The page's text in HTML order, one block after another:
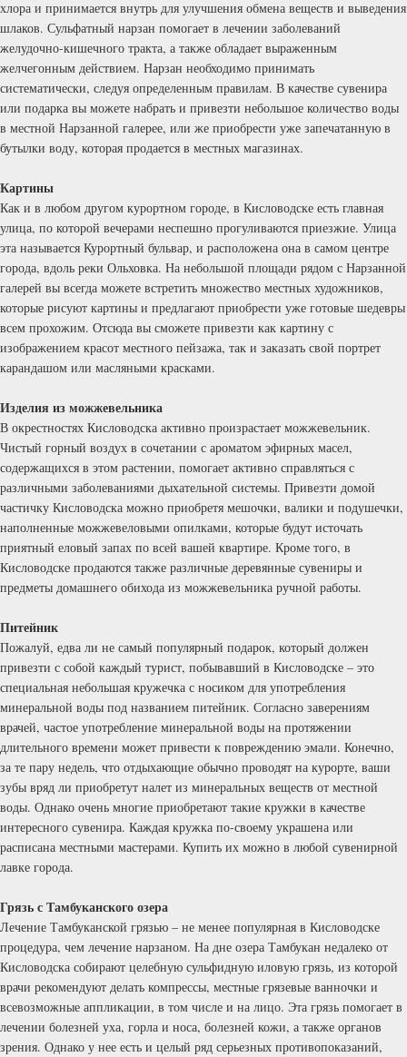
хлора и принимается внутрь для улучшения обмена веществ и выведения
шлаков. Сульфатный нарзан помогает в лечении заболеваний
желудочно-кишечного тракта, а также обладает выраженным
желчегонным действием. Нарзан необходимо принимать
систематически, следуя определенным правилам. В качестве сувенира
или подарка вы можете набрать и привезти небольшое количество воды
в местной Нарзанной галерее, или же приобрести уже запечатанную в
бутылки воду, которая продается в местных магазинах.
Картины
Как и в любом другом курортном городе, в Кисловодске есть главная
улица, по которой вечерами неспешно прогуливаются приезжие. Улица
эта называется Курортный бульвар, и расположена она в самом центре
города, вдоль реки Ольховка. На небольшой площади рядом с Нарзанной
галерей вы всегда можете встретить множество местных художников,
которые рисуют картины и предлагают приобрести уже готовые шедевры
всем прохожим. Отсюда вы сможете привезти как картину с
изображением красот местного пейзажа, так и заказать свой портрет
карандашом или масляными красками.
Изделия из можжевельника
В окрестностях Кисловодска активно произрастает можжевельник.
Чистый горный воздух в сочетании с ароматом эфирных масел,
содержащихся в этом растении, помогает активно справляться с
различными заболеваниями дыхательной системы. Привезти домой
частичку Кисловодска можно приобретя мешочки, валики и подушечки,
наполненные можжевеловыми опилками, которые будут источать
приятный еловый запах по всей вашей квартире. Кроме того, в
Кисловодске продаются также различные деревянные сувениры и
предметы домашнего обихода из можжевельника ручной работы.
Питейник
Пожалуй, едва ли не самый популярный подарок, который должен
привезти с собой каждый турист, побывавший в Кисловодске – это
специальная небольшая кружечка с носиком для употребления
минеральной воды под названием питейник. Согласно заверениям
врачей, частое употребление минеральной воды на протяжении
длительного времени может привести к повреждению эмали. Конечно,
за те пару недель, что отдыхающие обычно проводят на курорте, ваши
зубы вряд ли приобретут налет из минеральных веществ от местной
воды. Однако очень многие приобретают такие кружки в качестве
интересного сувенира. Каждая кружка по-своему украшена или
расписана местными мастерами. Купить их можно в любой сувенирной
лавке города.
Грязь с Тамбуканского озера
Лечение Тамбуканской грязью – не менее популярная в Кисловодске
процедура, чем лечение нарзаном. На дне озера Тамбукан недалеко от
Кисловодска собирают целебную сульфидную иловую грязь, из которой
врачи рекомендуют делать компрессы, местные грязевые ванночки и
всевозможные аппликации, в том числе и на лицо. Эта грязь помогает в
лечении болезней уха, горла и носа, болезней кожи, а также органов
зрения. Однако у нее есть и целый ряд серьезных противопоказаний,